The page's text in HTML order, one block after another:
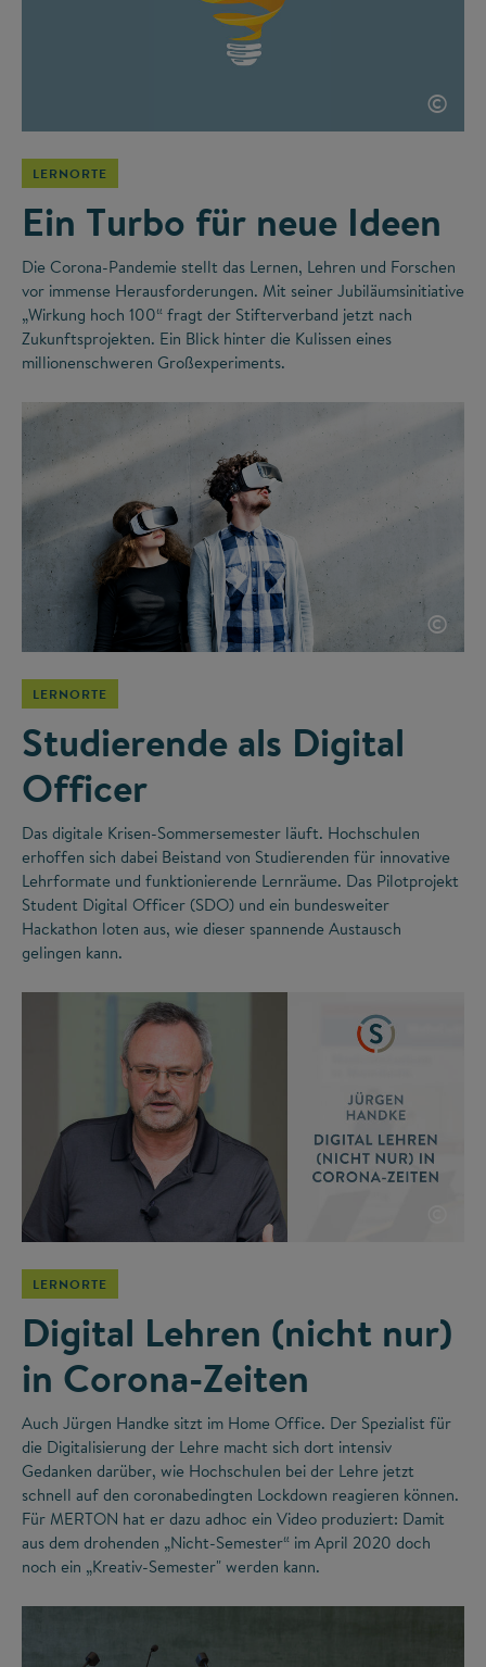
©
LERNORTE
Ein Turbo für neue Ideen
Die Corona-Pandemie stellt das Lernen, Lehren und Forschen
vor immense Herausforderungen. Mit seiner Jubiläumsinitiative
„Wirkung hoch 100“ fragt der Stifterverband jetzt nach
Zukunftsprojekten. Ein Blick hinter die Kulissen eines
millionenschweren Großexperiments.
©
LERNORTE
Studierende als Digital
Officer
Das digitale Krisen-Sommersemester läuft. Hochschulen
erhoffen sich dabei Beistand von Studierenden für innovative
Lehrformate und funktionierende Lernräume. Das Pilotprojekt
Student Digital Officer (SDO) und ein bundesweiter
Hackathon loten aus, wie dieser spannende Austausch
gelingen kann.
LERNORTE
Digital Lehren (nicht nur)
in Corona-Zeiten
Auch Jürgen Handke sitzt im Home Office. Der Spezialist für
die Digitalisierung der Lehre macht sich dort intensiv
Gedanken darüber, wie Hochschulen bei der Lehre jetzt
schnell auf den coronabedingten Lockdown reagieren können.
Für MERTON hat er dazu adhoc ein Video produziert: Damit
aus dem drohenden „Nicht-Semester“ im April 2020 doch
noch ein „Kreativ-Semester" werden kann.